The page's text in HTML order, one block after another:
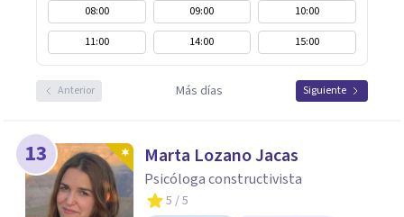
08:00 09:00
10:00
11:00
14:00 15:00
Anterior Más días Siguiente
13 Marta Lozano Jacas
Psicóloga constructivista
5 / 5